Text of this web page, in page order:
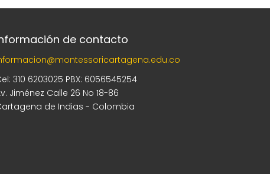
de contacto
310 6203025 PBX: 6056545254
Jiménez Calle 26 No 18-86
de Indias - Colombia